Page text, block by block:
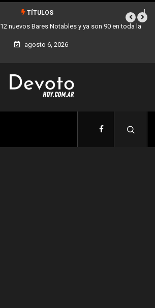
TÍTULOS
Los stands móviles de la Ciudad llegan esta semana
agosto 6, 2026